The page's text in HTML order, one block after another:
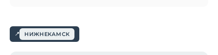
НИЖНЕКАМСК